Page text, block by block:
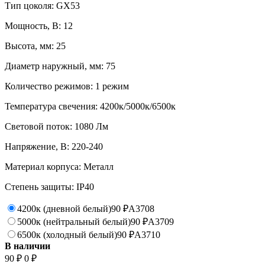
Тип цоколя: GX53
Мощность, В: 12
Высота, мм: 25
Диаметр наружный, мм: 75
Количество режимов: 1 режим
Температура свечения: 4200к/5000к/6500к
Световой поток: 1080 Лм
Напряжение, В: 220-240
Материал корпуса: Металл
Степень защиты: IP40
4200к (дневной белый)90 ₽A3708
5000к (нейтральный белый)90 ₽A3709
6500к (холодный белый)90 ₽A3710
В наличии
90 ₽ 0 ₽